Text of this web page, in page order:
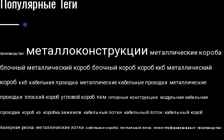
производство металлоконструкции металлические короба
блочный металлический короб блочный короб короб ккб металлический
короб ккб кабельная проходка металлические кабельные проходки металлические
проходки плоский короб угловой короб пкм опорные конструкции модульная кабельная
проходка короб кз коробка зажимов кабельные лотки кабельный лоток кабельный короб
лазерная резка металлические лотки кабельные короба лестничный лоток лотки перфорированные производство